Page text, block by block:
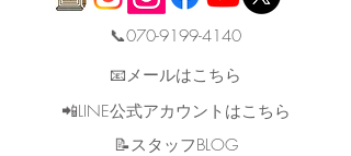
📞070-9199-4140
📧メールはこちら
📲LINE公式アカウントはこちら
​📝スタッフBLOG